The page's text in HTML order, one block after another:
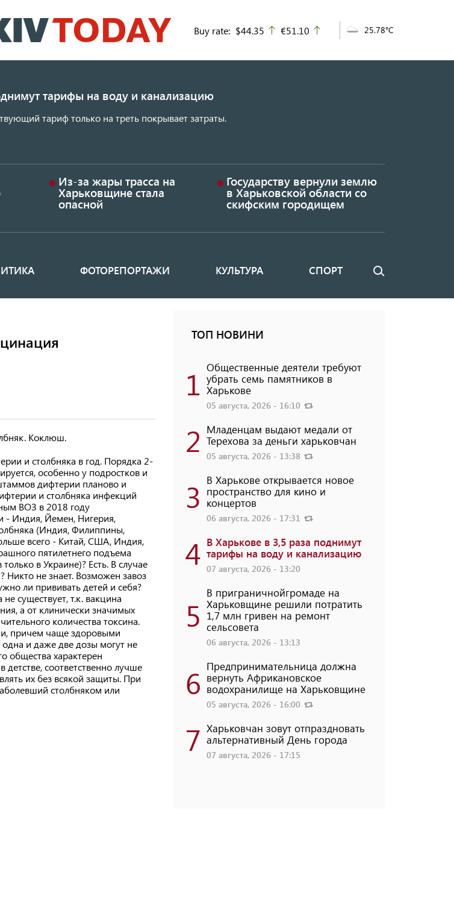
к
основному
Buy rate: $44.35 up
€51.10 25.78°C
тарифы на воду и канализацию
тариф только на треть покрывает затраты.
Из-за жары трасса на
Харьковщине стала
опасной
Государству вернули землю
в Харьковской области со
скифским городищем
ФОТОРЕПОРТАЖИ КУЛЬТУРА СПОРТ Поиск
Коклюш.
и столбняка в год. Порядка 2-
особенно у подростков и
дифтерии планово и
и столбняка инфекций
ВОЗ в 2018 году
- Индия, Йемен, Нигерия,
(Индия, Филиппины,
всего - Китай, США, Индия,
пятилетнего подъема
в Украине)? Есть. В случае
Никто не знает. Возможен завоз
ли прививать детей и себя?
существует, т.к. вакцина
а от клинически значимых
количества токсина.
причем чаще здоровыми
и даже две дозы могут не
общества характерен
соответственно лучше
их без всякой защиты. При
столбняком или
ТОП НОВИНИ
1 Общественные деятели требуют
убрать семь памятников в
Харькове
05 августа, 2026 - 16:10
2 Младенцам выдают медали от
Терехова за деньги харьковчан
05 августа, 2026 - 13:38
3 В Харькове открывается новое
пространство для кино и
концертов
06 августа, 2026 - 17:31
4 В Харькове в 3,5 раза поднимут
тарифы на воду и канализацию
07 августа, 2026 - 13:20
5
В приграничнойгромаде на
Харьковщине решили потратить
1,7 млн ​​гривен на ремонт
сельсовета
06 августа, 2026 - 13:13
6 Предпринимательница должна
вернуть Африкановское
водохранилище на Харьковщине
05 августа, 2026 - 16:00
7 Харьковчан зовут отпраздновать
альтернативный День города
07 августа, 2026 - 17:15